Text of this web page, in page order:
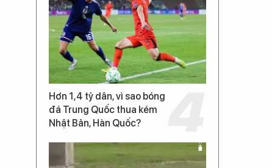
Hơn 1,4 tỷ dân, vì sao bóng
đá Trung Quốc thua kém
Nhật Bản, Hàn Quốc?